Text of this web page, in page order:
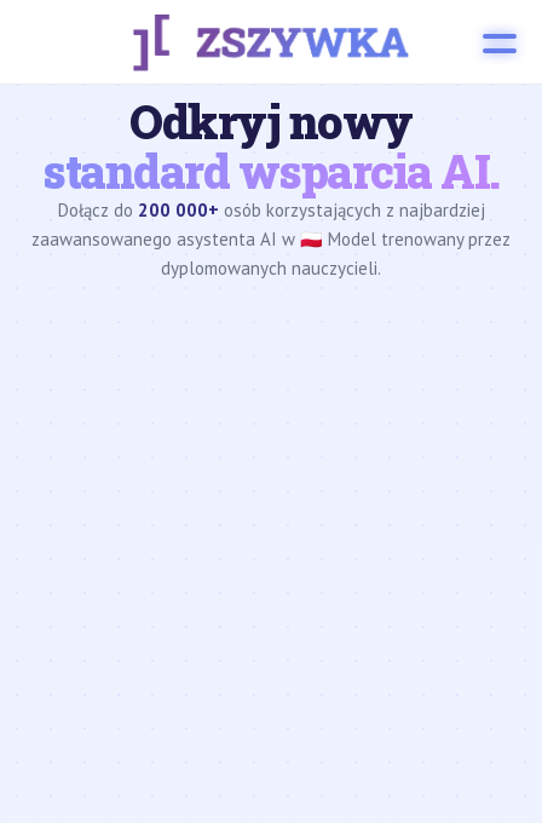
Odkryj nowy
standard wsparcia AI.
Dołącz do 200 000+ osób korzystających z najbardziej
zaawansowanego asystenta AI w 🇵🇱 Model trenowany przez
dyplomowanych nauczycieli.